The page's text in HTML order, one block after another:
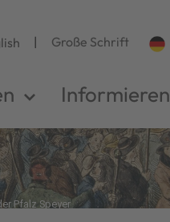
Große Schrift
Informieren
Pfalz Speyer